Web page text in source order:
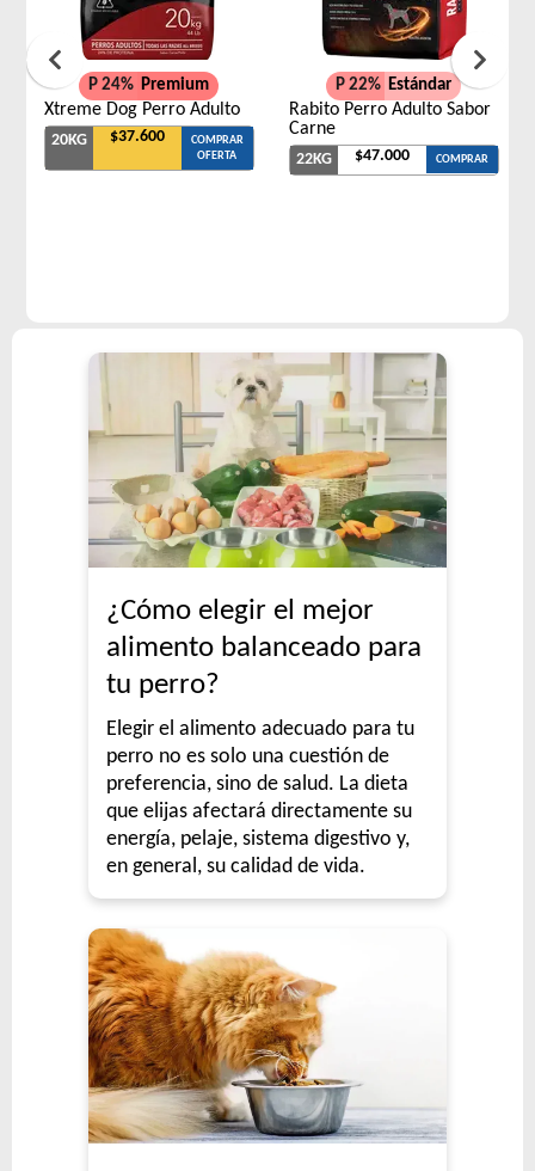
P 24% Premium
Xtreme Dog Perro Adulto
20KG $37.600
COMPRAR
OFERTA
P 22% Estándar
Rabito Perro Adulto Sabor
Carne
22KG $47.000 COMPRAR
¿Cómo elegir el mejor
alimento balanceado para
tu perro?
Elegir el alimento adecuado para tu
perro no es solo una cuestión de
preferencia, sino de salud. La dieta
que elijas afectará directamente su
energía, pelaje, sistema digestivo y,
en general, su calidad de vida.